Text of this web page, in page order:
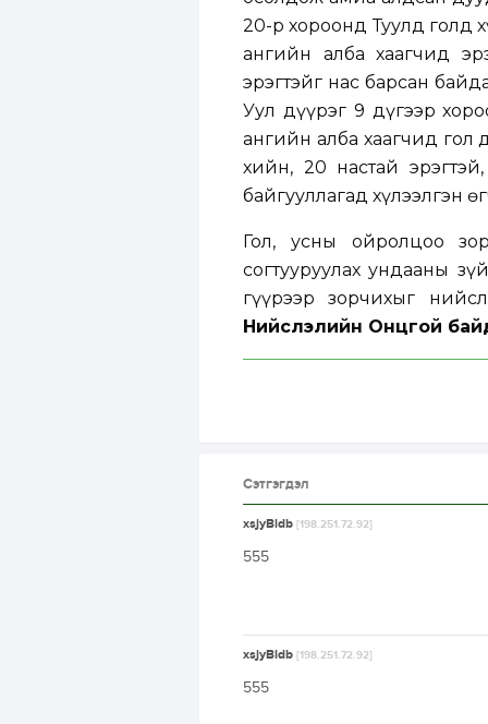
20-р хороонд Туулд голд
ангийн алба хаагчид
эрэгтэйг нас барсан
Уул дүүрэг 9 дүгээр
ангийн алба хаагчид гол
хийн, 20 настай
байгууллагад хүлээлгэн
Гол, усны ойролцоо
согтууруулах ундааны
гүүрээр зорчихыг
Нийслэлийн Онцгой
Сэтгэгдэл
xsjyBldb [198.251.72.92]
555
xsjyBldb [198.251.72.92]
555